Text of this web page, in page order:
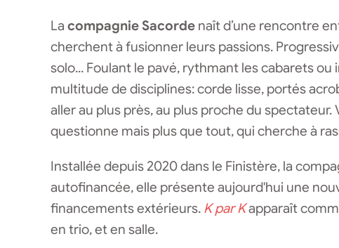
La compagnie Sacorde naît d’une rencontre
cherchent à fusionner leurs passions.
solo... Foulant le pavé, rythmant les cabarets ou
multitude de disciplines: corde lisse, portés
aller au plus près, au plus proche du
questionne mais plus que tout, qui cherche à
Installée depuis 2020 dans le Finistère, la
autofinancée, elle présente aujourd'hui une
financements extérieurs. K par Kapparaît
en trio, et en salle.